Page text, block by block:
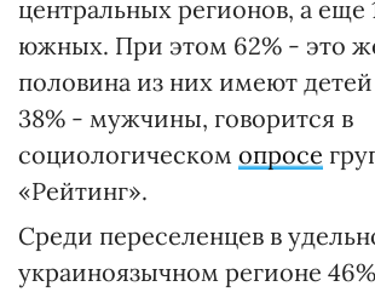
центральных регионов, а еще
южных. При этом 62% - это
половина из них имеют детей
38% - мужчины, говорится в
социологическом опросе
«Рейтинг».
Среди переселенцев в
украиноязычном регионе